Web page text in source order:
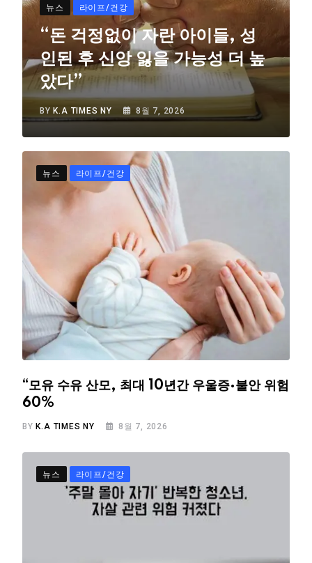
뉴스 라이프/건강
“돈 걱정없이 자란 아이들, 성
인된 후 신앙 잃을 가능성 더 높
았다”
BY K.A TIMES NY 8월 7, 2026
뉴스 라이프/건강
“모유 수유 산모, 최대 10년간 우울증·불안 위험
60%
BY K.A TIMES NY 8월 7, 2026
뉴스 라이프/건강